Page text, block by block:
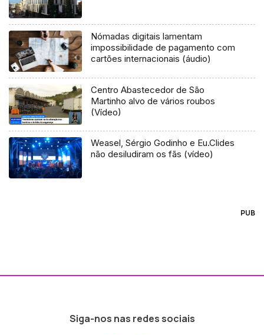
Nómadas digitais lamentam
impossibilidade de pagamento com
cartões internacionais (áudio)
Centro Abastecedor de São
Martinho alvo de vários roubos
(Vídeo)
Weasel, Sérgio Godinho e Eu.Clides
não desiludiram os fãs (vídeo)
PUB
Siga-nos nas redes sociais